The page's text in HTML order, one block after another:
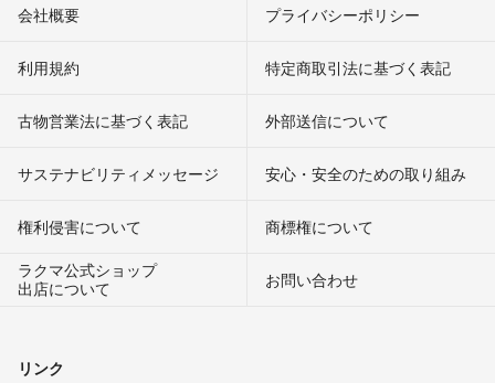
会社概要 プライバシーポリシー
利用規約 特定商取引法に基づく表記
古物営業法に基づく表記 外部送信について
サステナビリティメッセージ 安心・安全のための取り組み
権利侵害について
商標権について
ラクマ公式ショップ
出店について
お問い合わせ
リンク